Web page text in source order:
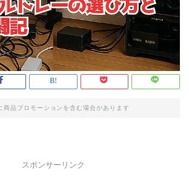
商品プロモーションを含む場合があります
スポンサーリンク